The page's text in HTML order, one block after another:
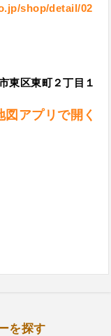
shop/detail/02
東区東町２丁目１
図アプリで開く
を探す